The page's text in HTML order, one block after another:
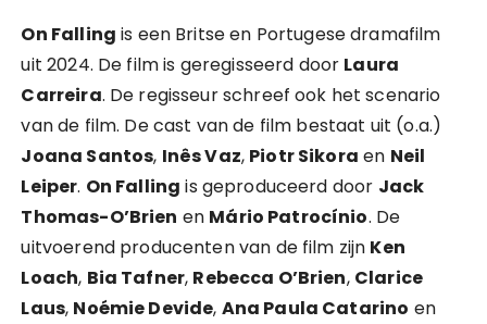
On Falling is een Britse en Portugese dramafilm
uit 2024. De film is geregisseerd door Laura
Carreira. De regisseur schreef ook het scenario
van de film. De cast van de film bestaat uit (o.a.)
Joana Santos, Inês Vaz, Piotr Sikora en Neil
Leiper. On Falling is geproduceerd door Jack
Thomas-O’Brien en Mário Patrocínio. De
uitvoerend producenten van de film zijn Ken
Loach, Bia Tafner, Rebecca O’Brien, Clarice
Laus, Noémie Devide, Ana Paula Catarino en